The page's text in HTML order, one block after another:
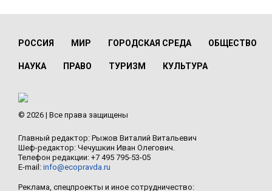
РОССИЯ МИР ГОРОДСКАЯ СРЕДА ОБЩЕСТВО
НАУКА ПРАВО ТУРИЗМ КУЛЬТУРА
© 2026 | Все права защищены
Главный редактор: Рыжов Виталий Витальевич
Шеф-редактор: Чечушкин Иван Олегович.
Телефон редакции: +7 495 795-53-05
E-mail: info@ecopravda.ru
Реклама, спецпроекты и иное сотрудничество: